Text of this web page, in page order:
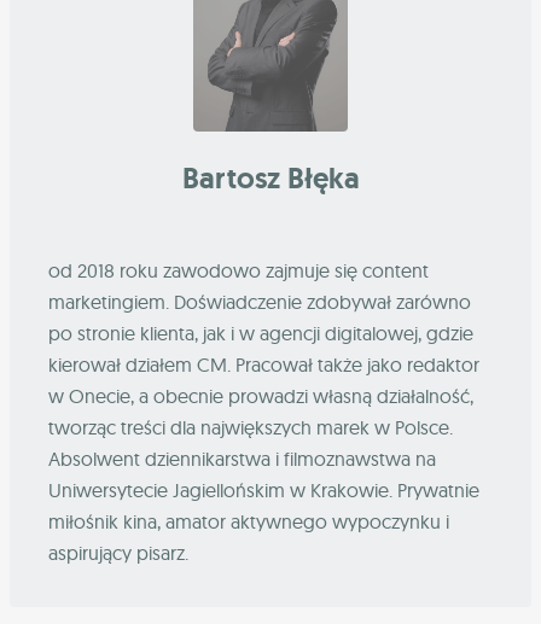
Bartosz Błęka
od 2018 roku zawodowo zajmuje się content
marketingiem. Doświadczenie zdobywał zarówno
po stronie klienta, jak i w agencji digitalowej, gdzie
kierował działem CM. Pracował także jako redaktor
w Onecie, a obecnie prowadzi własną działalność,
tworząc treści dla największych marek w Polsce.
Absolwent dziennikarstwa i filmoznawstwa na
Uniwersytecie Jagiellońskim w Krakowie. Prywatnie
miłośnik kina, amator aktywnego wypoczynku i
aspirujący pisarz.